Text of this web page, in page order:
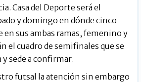
Casa del Deporte será el
y domingo en dónde cinco
en sus ambas ramas, femenino y
el cuadro de semifinales que se
sede a confirmar.
futsal la atención sin embargo